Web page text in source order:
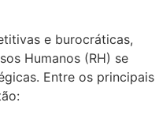
e burocráticas,
Humanos (RH) se
Entre os principais